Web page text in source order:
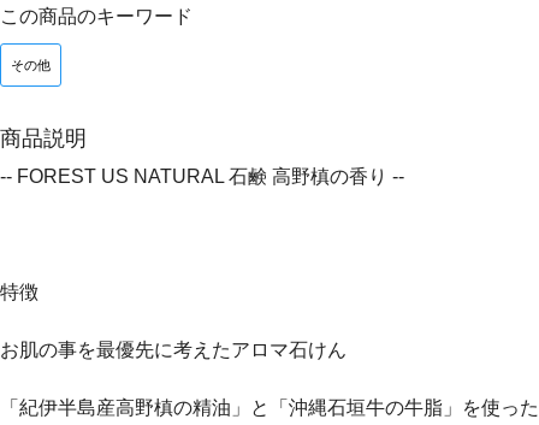
この商品のキーワード
その他
商品説明
-- FOREST US NATURAL 石鹸 高野槙の香り --
特徴
お肌の事を最優先に考えたアロマ石けん
「紀伊半島産高野槙の精油」と「沖縄石垣牛の牛脂」を使った